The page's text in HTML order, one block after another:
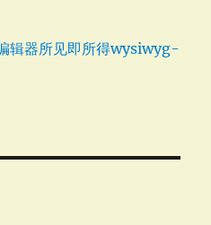
辑器所见即所得wysiwyg-